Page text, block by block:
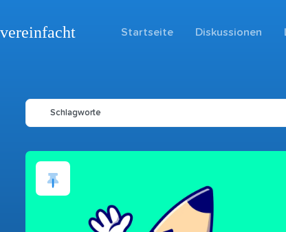
vereinfacht Startseite Diskussionen
Schlagworte